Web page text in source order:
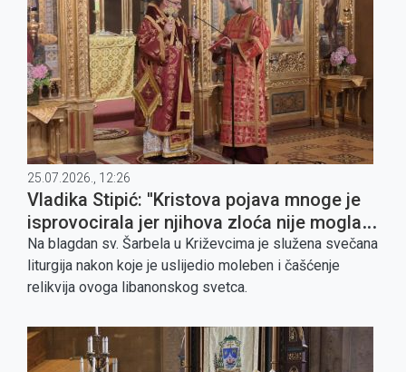
25.07.2026., 12:26
Vladika Stipić: ''Kristova pojava mnoge je
isprovocirala jer njihova zloća nije mogla
podnijeti susret s dobrotom i svjetlošću''
Na blagdan sv. Šarbela u Križevcima je služena svečana
liturgija nakon koje je uslijedio moleben i čašćenje
relikvija ovoga libanonskog svetca.